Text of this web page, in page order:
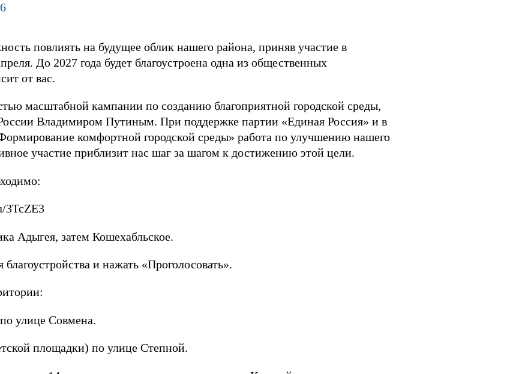
повлиять на будущее облик нашего района, приняв участие в
До 2027 года будет благоустроена одна из общественных
от вас.
масштабной кампании по созданию благоприятной городской среды,
Владимиром Путиным. При поддержке партии «Единая Россия» и в
комфортной городской среды» работа по улучшению нашего
участие приблизит нас шаг за шагом к достижению этой цели.
3TcZE3
Адыгея, затем Кошехабльское.
и нажать «Проголосовать».
улице Совмена.
площадки) по улице Степной.